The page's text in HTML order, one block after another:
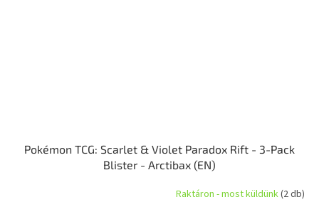
Pokémon TCG: Scarlet & Violet Paradox Rift - 3-Pack
Blister - Arctibax (EN)
Raktáron - most küldünk(2 db)